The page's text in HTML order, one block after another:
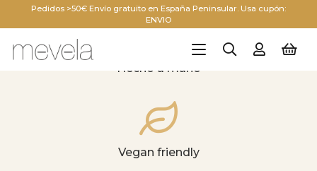
Pedidos >50€ Envío gratuito en España Peninsular. Usa cupón:
ENVIO
Hecho a mano
Vegan friendly